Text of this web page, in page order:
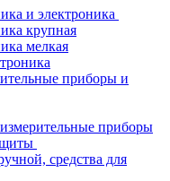
и электроника
крупная
мелкая
приборы и
приборы
средства для